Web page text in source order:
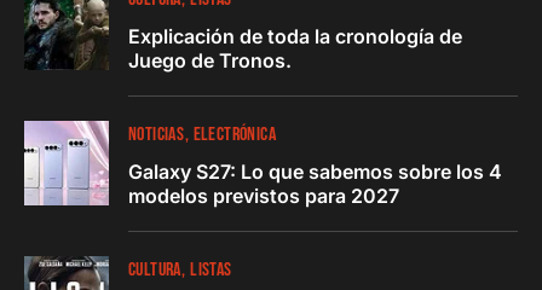
Explicación de toda la cronología de
Juego de Tronos.
NOTICIAS ELECTRÓNICA
Galaxy S27: Lo que sabemos sobre los 4
modelos previstos para 2027
CULTURA LISTAS